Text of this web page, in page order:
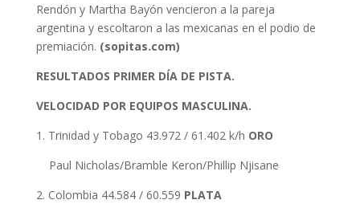
Rendón y Martha Bayón vencieron a la pareja
argentina y escoltaron a las mexicanas en el podio de
premiación. (sopitas.com)
RESULTADOS PRIMER DÍA DE PISTA.
VELOCIDAD POR EQUIPOS MASCULINA.
1. Trinidad y Tobago 43.972 / 61.402 k/h ORO
Paul Nicholas/Bramble Keron/Phillip Njisane
2. Colombia 44.584 / 60.559 PLATA